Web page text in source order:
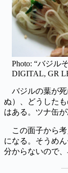
Photo: “バジル
DIGITAL, GR
バジルの葉が
ぬ）、どうした
はある。ツナ缶
この面子から
になる。そうめ
分からないので、